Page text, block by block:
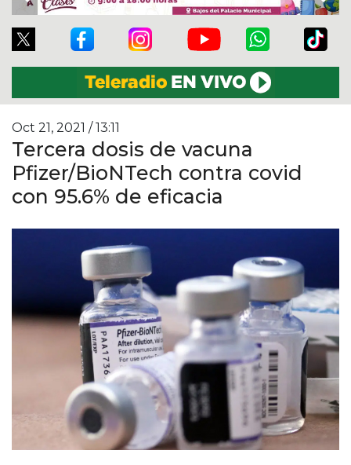
Oct 21, 2021 / 13:11
Tercera dosis de vacuna
Pfizer/BioNTech contra covid
con 95.6% de eficacia